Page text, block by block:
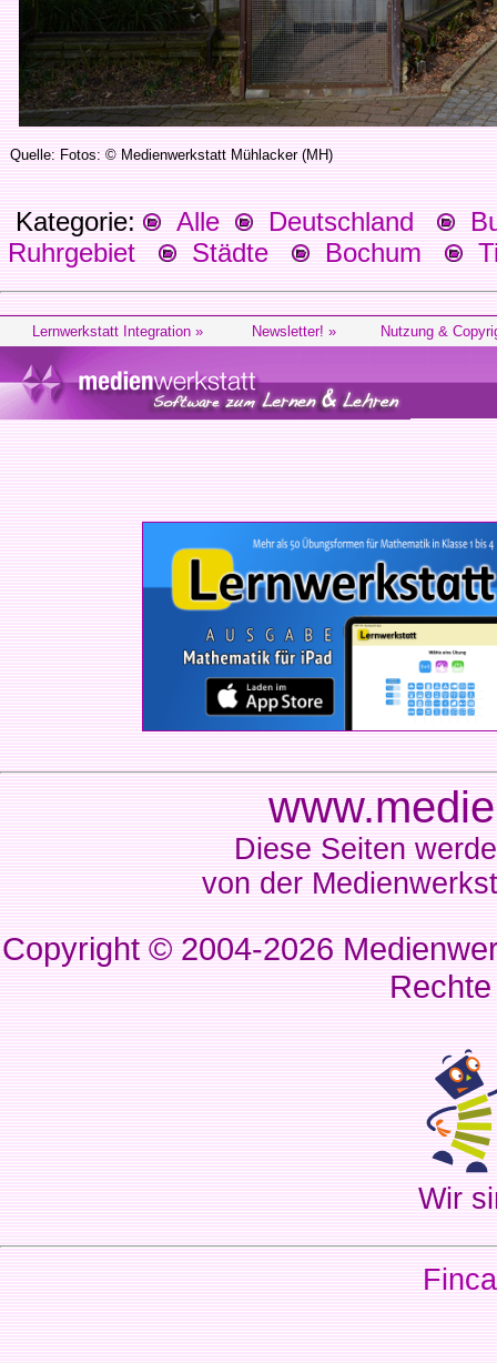
Quelle: Fotos: © Medienwerkstatt Mühlacker (MH)
Kategorie: Alle Deutschland
Ruhrgebiet
Städte Bochum
Lernwerkstatt Integration » Newsletter! » Nutzung &
Diese Seiten
von der
Copyright © 2004-2026
Wir